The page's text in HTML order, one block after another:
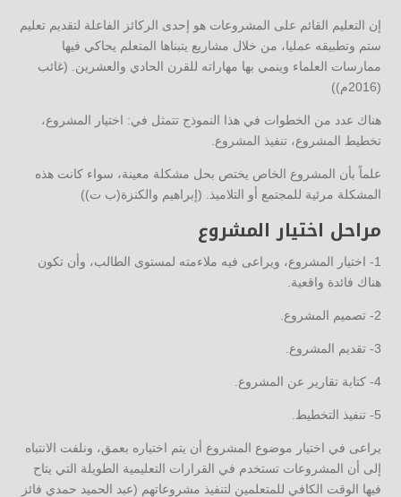
إن التعليم القائم على المشروعات هو إحدى الركائز الفاعلة لتقديم تعليم
ستم وتطبيقه عمليا، من خلال مشاريع يتبناها المتعلم يحاكي فيها
ممارسات العلماء وينمي بها مهاراته للقرن الحادي والعشرين. (غائب
(2016م))
هناك عدد من الخطوات في هذا النموذج تتمثل في: اختيار المشروع،
تخطيط المشروع، تنفيذ المشروع.
علماً بأن المشروع الخاص يختص بحل مشكلة معينة، سواء كانت هذه
المشكلة مرئية للمجتمع أو التلاميذ. (إبراهيم والكنزة(ب ت))
مراحل اختيار المشروع
1- اختيار المشروع، ويراعى فيه ملاءمته لمستوى الطالب، وأن تكون
هناك فائدة واقعية.
2- تصميم المشروع.
3- تقديم المشروع.
4- كتابة تقارير عن المشروع.
5- تنفيذ التخطيط.
يراعى في اختيار موضوع المشروع أن يتم اختياره بعمق، ونلفت الانتباه
إلى أن المشروعات تستخدم في القرارات التعليمية الطويلة التي يتاح
فيها الوقت الكافي للمتعلمين لتنفيذ مشروعاتهم (عبد الحميد حمدي فائز